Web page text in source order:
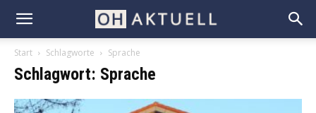
Start Schlagworte Sprache
Schlagwort: Sprache